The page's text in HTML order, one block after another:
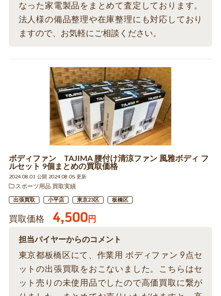
なった家電製品をまとめて査定しております。
法人様の備品整理や在庫整理にも対応しており
ますので、お気軽にご相談ください。
ボディファン TAJIMA 腰付け清涼ファン 風雅ボディ フ
ルセット 9個まとめの買取価格
2024.08.01 公開 2024.08.05 更新
スポーツ用品 買取実績
出張買取 小平店 東京23区 板橋区
買取価格 4,500円
担当バイヤーからのコメント
東京都板橋区にて、作業用 ボディファン 9点セ
ットの出張買取をおこないました。こちらはセ
ット売りの未使用品でしたので高価買取に繋が